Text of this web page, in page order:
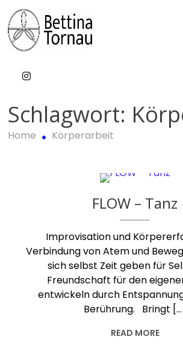
to
content
Bettina Tornau
Schlagwort:
Home Körperarbeit
FLOW – Tanz
Improvisation und
Verbindung von Atem und
sich selbst Zeit geben für
Freundschaft für den
entwickeln durch
Berührung. Bringt
READ MORE